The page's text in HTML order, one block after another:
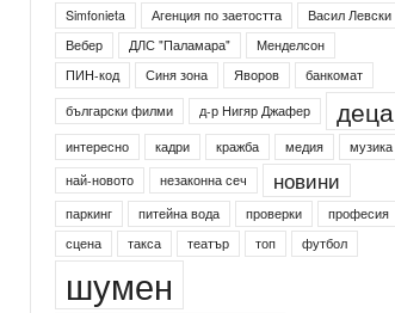
Simfonieta
Агенция по заетостта
Васил Левски
Вебер
ДЛС "Паламара"
Менделсон
ПИН-код
Синя зона Яворов
банкомат
български филми
д-р Нигяр Джафер деца
интересно кадри кражба медия
музика
най-новото
незаконна сеч новини
паркинг питейна вода проверки
професия
сцена
такса театър топ футбол
шумен